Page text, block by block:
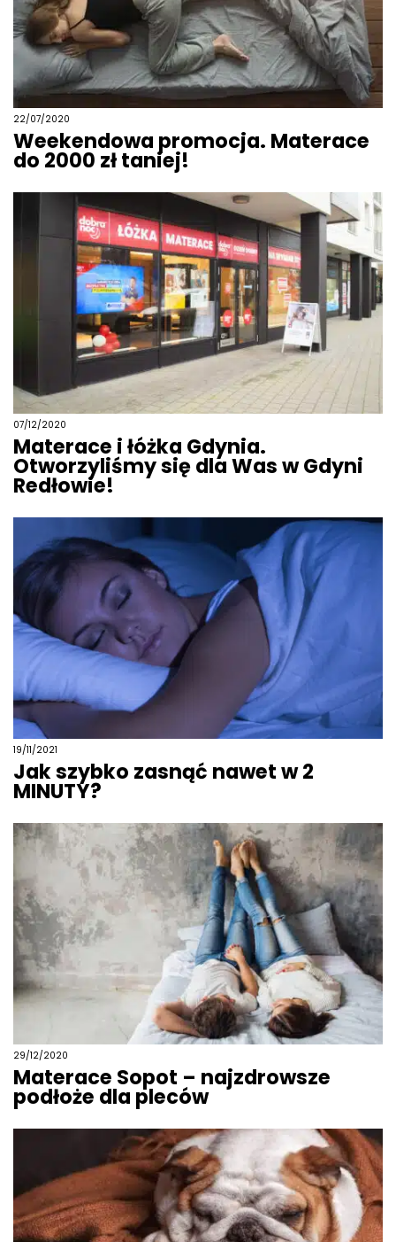
22/07/2020
Weekendowa promocja. Materace
do 2000 zł taniej!
07/12/2020
Materace i łóżka Gdynia.
Otworzyliśmy się dla Was w Gdyni
Redłowie!
19/11/2021
Jak szybko zasnąć nawet w 2
MINUTY?
29/12/2020
Materace Sopot – najzdrowsze
podłoże dla pleców